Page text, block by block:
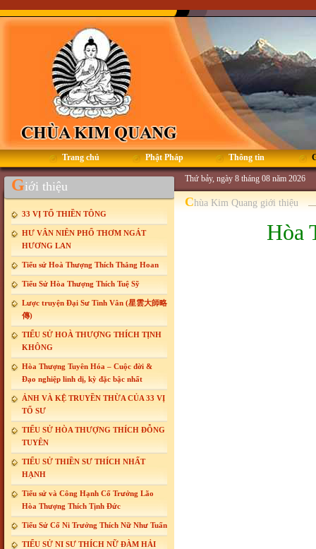
Trang chủ Phật Pháp Thông tin
Giới thiệu
33 VỊ TỔ THIỀN TÔNG
HƯ VÂN NIÊN PHỔ THƠM NGÁT
HƯƠNG LAN
Tiểu sử Hoà Thượng Thích Thắng Hoan
Tiểu Sử Hòa Thượng Thích Tuệ Sỹ
Lược truyện Đại Sư Tinh Vân (星雲大師略
傳)
TIỂU SỬ HOÀ THƯỢNG THÍCH TỊNH
KHÔNG
Hòa Thượng Tuyên Hóa – Cuộc đời &
Đạo nghiệp linh dị, kỳ đặc bậc nhất
ẢNH VÀ KỆ TRUYỀN THỪA CỦA 33 VỊ
TỔ SƯ
TIỂU SỬ HÒA THƯỢNG THÍCH ĐỖNG
TUYÊN
TIỂU SỬ THIỀN SƯ THÍCH NHẤT
HẠNH
Tiểu sử và Công Hạnh Cố Trưởng Lão
Hòa Thượng Thích Tịnh Đức
Tiểu Sử Cố Ni Trưởng Thích Nữ Như Tuấn
TIỂU SỬ NI SƯ THÍCH NỮ ĐÀM HẢI
Thứ bảy, ngày 8 tháng 08 năm 2026
Chùa Kim Quang giới thiệu
Hòa